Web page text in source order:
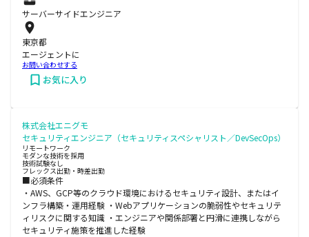
サーバーサイドエンジニア
東京都
エージェントに
お問い合わせする
お気に入り
株式会社エニグモ
セキュリティエンジニア（セキュリティスペシャリスト／DevSecOps）
リモートワーク
モダンな技術を採用
技術試験なし
フレックス出勤・時差出勤
■必須条件
・AWS、GCP等のクラウド環境におけるセキュリティ設計、またはイ
ンフラ構築・運用経験 ・Webアプリケーションの脆弱性やセキュリテ
ィリスクに関する知識 ・エンジニアや関係部署と円滑に連携しながら
セキュリティ施策を推進した経験